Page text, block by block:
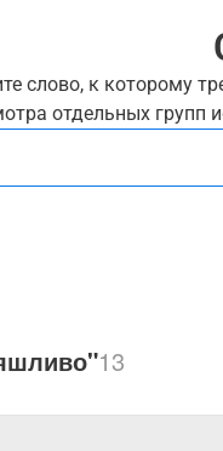
слово, к которому
отдельных групп
13